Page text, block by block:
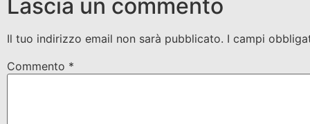
Lascia un commento
Il tuo indirizzo email non sarà pubblicato. I campi
Commento *